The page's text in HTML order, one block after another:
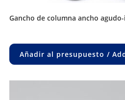
gancho de columna ancho
Añadir al presupuesto /